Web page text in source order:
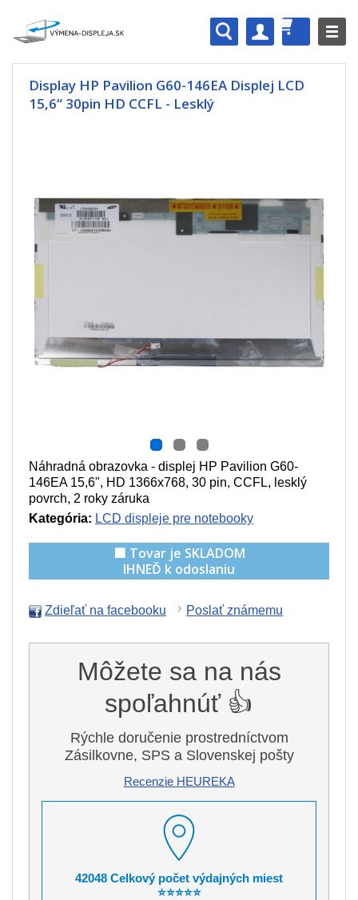
Display HP Pavilion G60-146EA Displej LCD
15,6“ 30pin HD CCFL - Lesklý
Náhradná obrazovka - displej HP Pavilion G60-
146EA 15,6", HD 1366x768, 30 pin, CCFL, lesklý
povrch, 2 roky záruka
Kategória: LCD displeje pre notebooky
🟩 Tovar je SKLADOM
IHNEĎ k odoslaniu
Zdieľať na facebooku Poslať známemu
Môžete sa na nás
spoľahnúť 👍
Rýchle doručenie prostredníctvom
Zásilkovne, SPS a Slovenskej pošty
Recenzie HEUREKA
42048 Celkový počet výdajných miest
⭐⭐⭐⭐⭐